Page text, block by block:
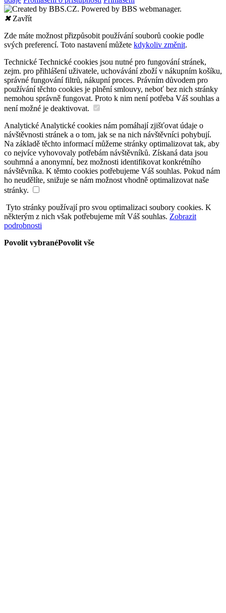
✖Zavřít
Zde máte možnost přizpůsobit používání souborů cookie podle
svých preferencí. Toto nastavení můžete kdykoliv změnit.
Technické Technické cookies jsou nutné pro fungování stránek,
zejm. pro přihlášení uživatele, uchovávání zboží v nákupním košíku,
správné fungování filtrů, nákupní proces. Právním důvodem pro
používání těchto cookies je plnění smlouvy, neboť bez nich stránky
nemohou správně fungovat. Proto k nim není potřeba Váš souhlas a
není možné je deaktivovat.
Analytické Analytické cookies nám pomáhají zjišťovat údaje o
návštěvnosti stránek a o tom, jak se na nich návštěvníci pohybují.
Na základě těchto informací můžeme stránky optimalizovat tak, aby
co nejvíce vyhovovaly potřebám návštěvníků. Získaná data jsou
souhrnná a anonymní, bez možnosti identifikovat konkrétního
návštěvníka. K těmto cookies potřebujeme Váš souhlas. Pokud nám
ho neudělíte, snižuje se nám možnost vhodně optimalizovat naše
stránky.
Tyto stránky používají pro svou optimalizaci soubory cookies. K
některým z nich však potřebujeme mít Váš souhlas. Zobrazit
podrobnosti
Povolit vybranéPovolit vše